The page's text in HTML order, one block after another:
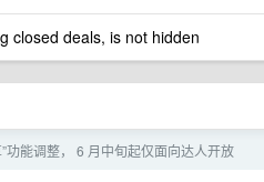
closed deals, is not hidden
功能调整， 6 月中旬起仅面向达人开放